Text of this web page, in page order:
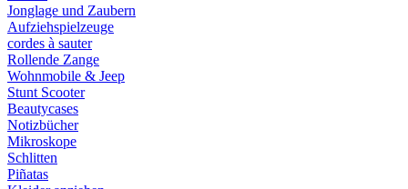
Jonglage und Zaubern
Aufziehspielzeuge
cordes à sauter
Rollende Zange
Wohnmobile & Jeep
Stunt Scooter
Beautycases
Notizbücher
Mikroskope
Schlitten
Piñatas